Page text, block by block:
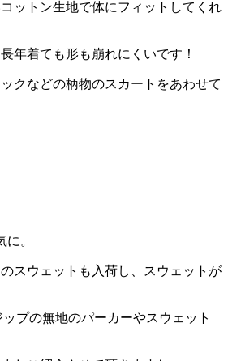
ットン生地で体にフィットしてくれ
年着ても形も崩れにくいです！
クなどの柄物のスカートをあわせて
。
スウェットも入荷し、スウェットが
プの無地のパーカーやスウェット